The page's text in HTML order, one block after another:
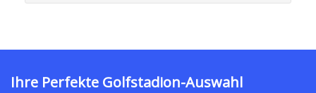
Ihre Perfekte Golfstadion-Auswahl